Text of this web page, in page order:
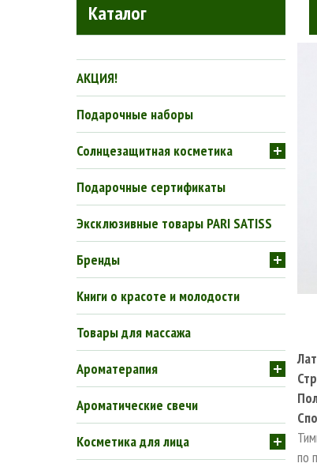
Каталог
АКЦИЯ!
Подарочные наборы
Солнцезащитная косметика
Подарочные сертификаты
Эксклюзивные товары PARI SATISS
Бренды
Книги о красоте и молодости
Товары для массажа
Ароматерапия
Ароматические свечи
Косметика для лица
по